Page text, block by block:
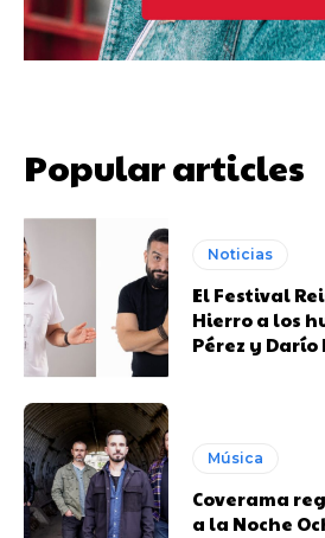
Popular articles
Noticias
El Festival
Hierro a los
Pérez y Darío
Música
Coverama
a la Noche